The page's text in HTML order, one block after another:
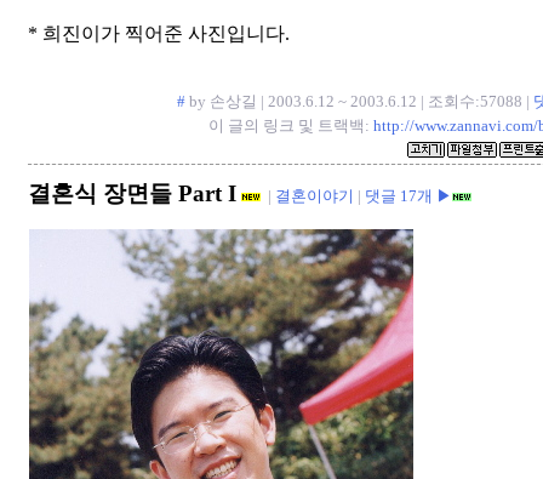
* 희진이가 찍어준 사진입니다.
# by 손상길 | 2003.6.12 ~ 2003.6.12 | 조회수:57088 |
이 글의 링크 및 트랙백: http://
결혼식 장면들 Part I | 결혼이야기 | 댓글 17개 ▶